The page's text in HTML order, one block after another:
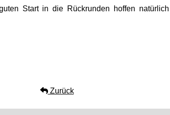
Start in die Rückrunden hoffen
Zurück